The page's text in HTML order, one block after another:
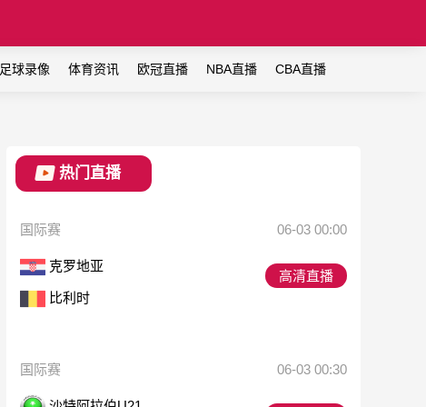
足球录像 体育资讯 欧冠直播 NBA直播 CBA直播
热门直播
国际赛 06-03 00:00
克罗地亚
比利时
高清直播
国际赛 06-03 00:30